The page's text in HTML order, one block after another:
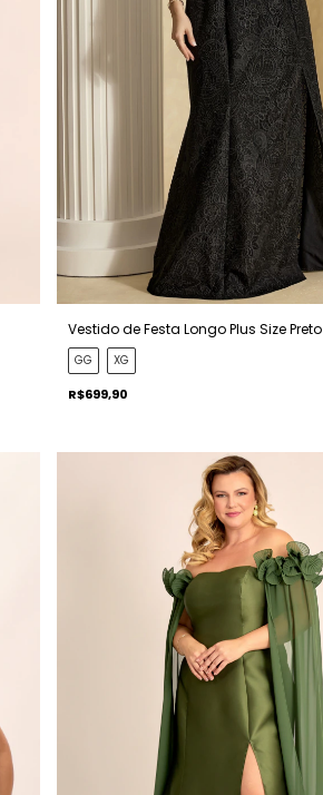
Vestido de Festa Longo Plus Size
GG XG
R$699,90